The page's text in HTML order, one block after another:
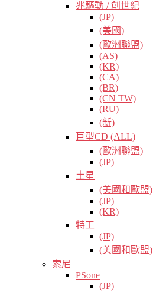
兆驅動 / 創世紀
(JP)
(美國)
(歐洲聯盟)
(AS)
(KR)
(CA)
(BR)
(CN TW)
(RU)
(新)
巨型CD (ALL)
(歐洲聯盟)
(JP)
土星
(美國和歐盟)
(JP)
(KR)
特工
(JP)
(美國和歐盟)
索尼
PSone
(JP)